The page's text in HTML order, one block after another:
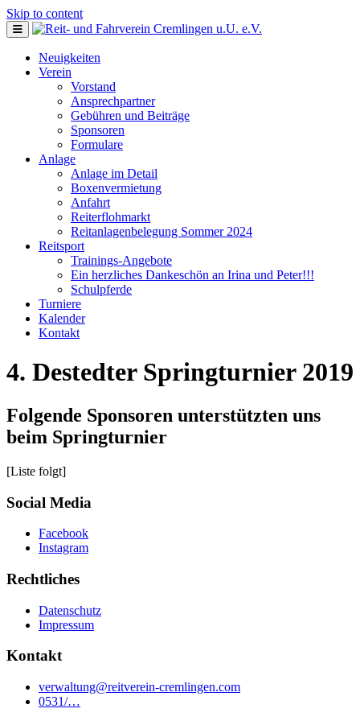
Skip to content
Neuigkeiten
Verein
Vorstand
Ansprechpartner
Gebühren und Beiträge
Sponsoren
Formulare
Anlage
Anlage im Detail
Boxenvermietung
Anfahrt
Reiterflohmarkt
Reitanlagenbelegung Sommer 2024
Reitsport
Trainings-Angebote
Ein herzliches Dankeschön an Irina und Peter!!!
Schulpferde
Turniere
Kalender
Kontakt
4. Destedter Springturnier 2019
Folgende Sponsoren unterstützten uns
beim Springturnier
[Liste folgt]
Social Media
Facebook
Instagram
Rechtliches
Datenschutz
Impressum
Kontakt
verwaltung@reitverein-cremlingen.com
0531/…